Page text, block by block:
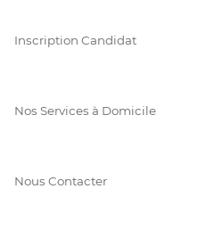
Inscription Candidat
Nos Services à Domicile
Nous Contacter